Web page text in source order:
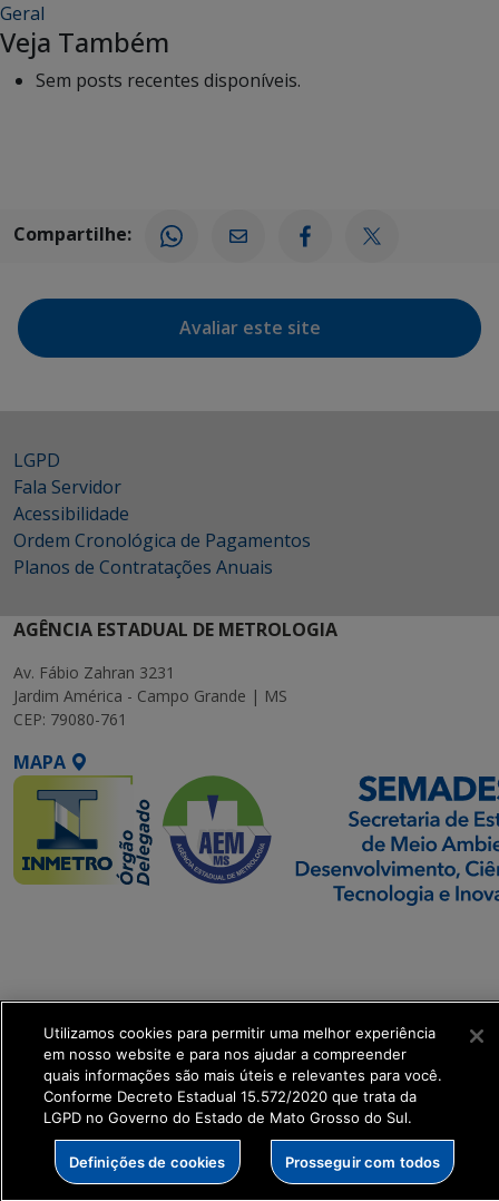
Geral
Veja Também
Sem posts recentes disponíveis.
Compartilhe:
Avaliar este site
LGPD
Fala Servidor
Acessibilidade
Ordem Cronológica de Pagamentos
Planos de Contratações Anuais
AGÊNCIA ESTADUAL DE METROLOGIA
Av. Fábio Zahran 3231
Jardim América - Campo Grande | MS
CEP: 79080-761
MAPA
get_footer();
Utilizamos cookies para permitir uma melhor experiência
em nosso website e para nos ajudar a compreender
quais informações são mais úteis e relevantes para você.
Conforme Decreto Estadual 15.572/2020 que trata da
LGPD no Governo do Estado de Mato Grosso do Sul.
Definições de cookies Prosseguir com todos